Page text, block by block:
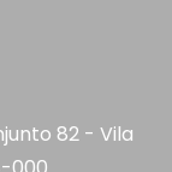
82 - Vila